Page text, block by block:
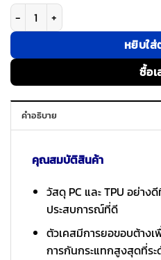
จำนวน Prodigee รุ่น SuperStar - เค
หยิบใส่
ซื้อ
คำอธิบาย
คุณสมบัติสินค้า
วัสดุ PC และ TPU อย่าง
ประสบการณ์ที่ดี
ตัวเคสมีการยอขอบต้าง
การกันกระแทกสูงสุดที่ระ